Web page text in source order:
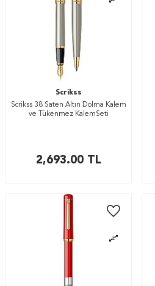
Scrikss
Scrikss 38 Saten Altın Dolma Kalem
ve Tükenmez KalemSeti
2,693.00TL